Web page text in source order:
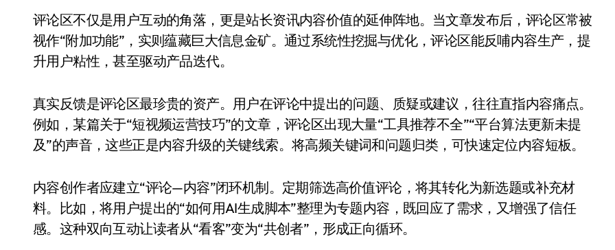
评论区不仅是用户互动的角落，更是站长资讯内容价值的延伸阵地。当文章发布后，评论区常被
视作“附加功能”，实则蕴藏巨大信息金矿。通过系统性挖掘与优化，评论区能反哺内容生产，提
升用户粘性，甚至驱动产品迭代。
真实反馈是评论区最珍贵的资产。用户在评论中提出的问题、质疑或建议，往往直指内容痛点。
例如，某篇关于“短视频运营技巧”的文章，评论区出现大量“工具推荐不全”“平台算法更新未提
及”的声音，这些正是内容升级的关键线索。将高频关键词和问题归类，可快速定位内容短板。
内容创作者应建立“评论—内容”闭环机制。定期筛选高价值评论，将其转化为新选题或补充材
料。比如，将用户提出的“如何用AI生成脚本”整理为专题内容，既回应了需求，又增强了信任
感。这种双向互动让读者从“看客”变为“共创者”，形成正向循环。